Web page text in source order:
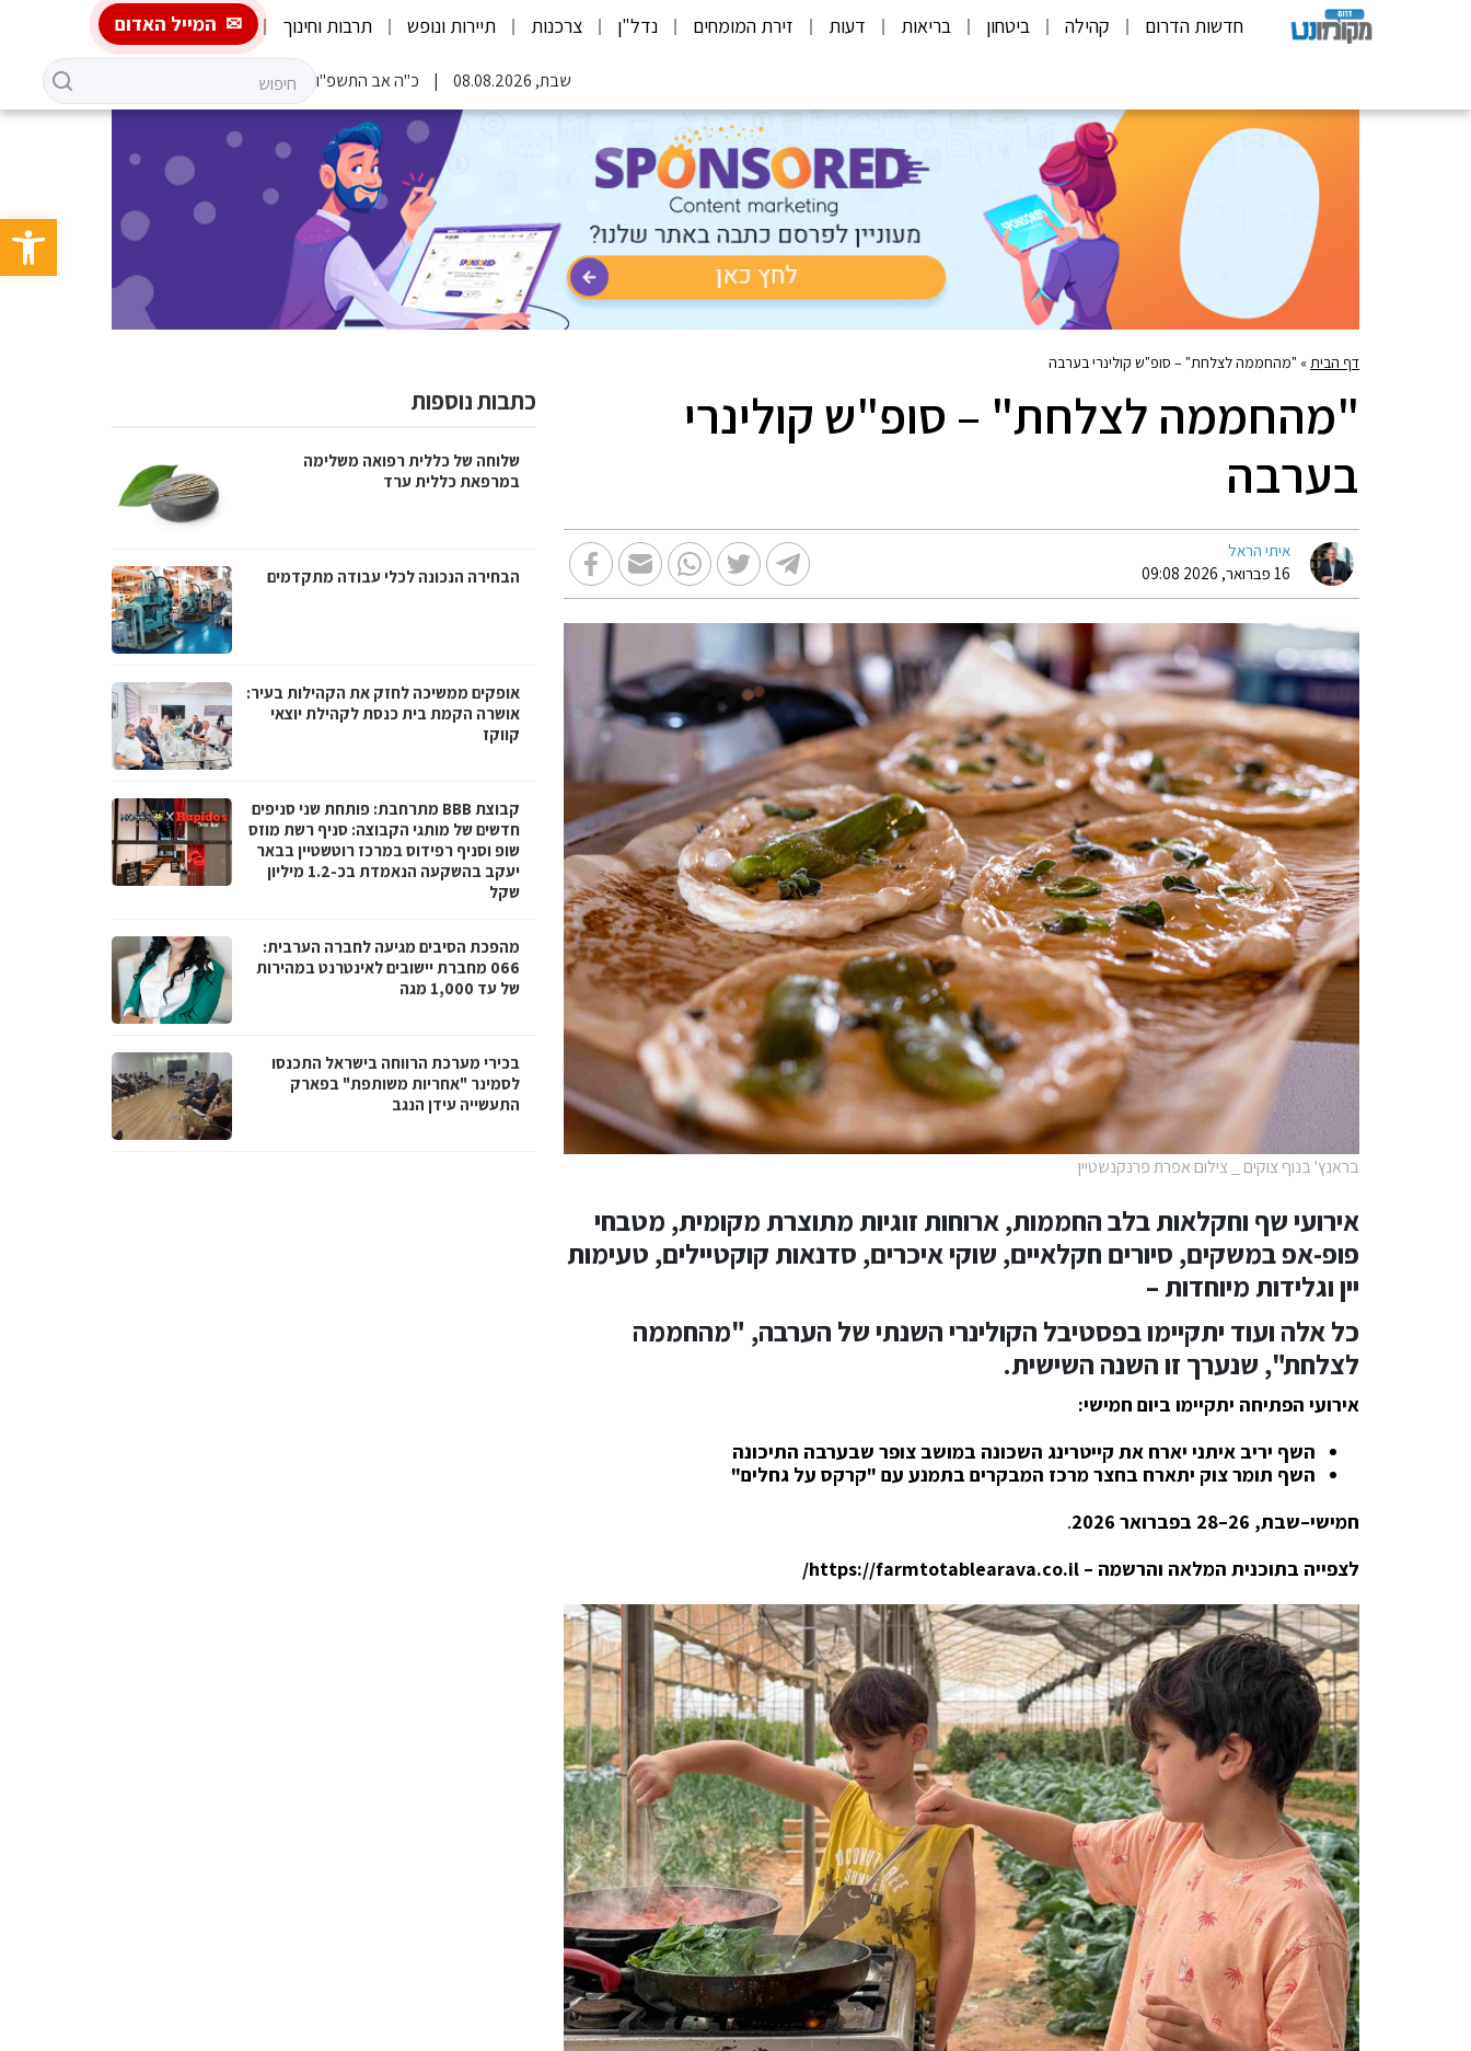
פתח
חדשות הדרום קהילה ביטחון בריאות דעות זירת המומחים נדל"ן צרכנות תיירות ונופש תרבות וחינוך המייל האדום
שבת, 08.08.2026 כ"ה אב התשפ"ו
דף הבית » "מהחממה לצלחת" – סופ"ש קולינרי בערבה
"מהחממה לצלחת" – סופ"ש קולינרי
בערבה
איתי הראל
16 פברואר, 2026 09:08
בראנץ' בנוף צוקים _ צילום אפרת פרנקנשטיין
אירועי שף וחקלאות בלב החממות, ארוחות זוגיות מתוצרת מקומית, מטבחי
פופ-אפ במשקים, סיורים חקלאיים, שוקי איכרים, סדנאות קוקטיילים, טעימות
יין וגלידות מיוחדות –
כל אלה ועוד יתקיימו בפסטיבל הקולינרי השנתי של הערבה, "מהחממה
לצלחת", שנערך זו השנה השישית.
אירועי הפתיחה יתקיימו ביום חמישי:
השף יריב איתני יארח את קייטרינג השכונה במושב צופר שבערבה התיכונה
השף תומר צוק יתארח בחצר מרכז המבקרים בתמנע עם "קרקס על גחלים"
חמישי–שבת, 26–28 בפברואר 2026
.
לצפייה בתוכנית המלאה והרשמה – https://farmtotablearava.co.il/
כתבות נוספות
שלוחה של כללית רפואה משלימה
במרפאת כללית ערד
הבחירה הנכונה לכלי עבודה מתקדמים
אופקים ממשיכה לחזק את הקהילות בעיר:
אושרה הקמת בית כנסת לקהילת יוצאי
קווקז
קבוצת BBB מתרחבת: פותחת שני סניפים
חדשים של מותגי הקבוצה: סניף רשת מוזס
שופ וסניף רפידוס במרכז רוטשטיין בבאר
יעקב בהשקעה הנאמדת בכ-1.2 מיליון
שקל
מהפכת הסיבים מגיעה לחברה הערבית:
066 מחברת יישובים לאינטרנט במהירות
של עד 1,000 מגה
בכירי מערכת הרווחה בישראל התכנסו
לסמינר "אחריות משותפת" בפארק
התעשייה עידן הנגב